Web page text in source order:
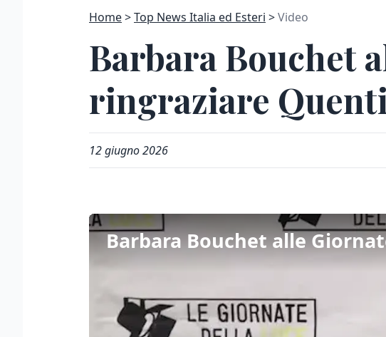
Home Top News Italia ed Esteri Video
Barbara Bouchet
ringraziare
12 giugno 2026